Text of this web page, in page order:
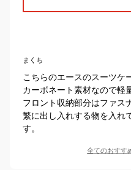
まくち
こちらのエースのスーツケ
カーボネート素材なので軽
フロント収納部分はファス
繁に出し入れする物を入れ
す。
全てのおすす